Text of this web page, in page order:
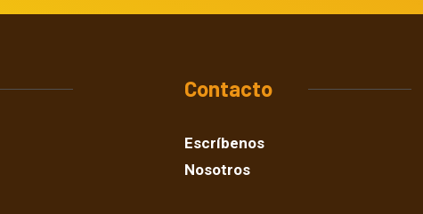
Contacto
Escríbenos
Nosotros